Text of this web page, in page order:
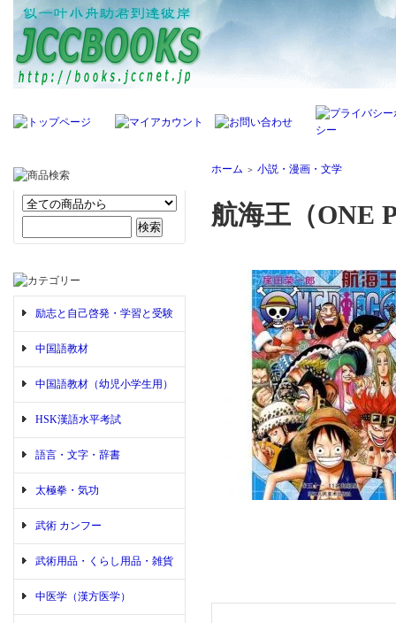
励志と自己啓発・学習と受験
中国語教材
中国語教材（幼児小学生用）
HSK漢語水平考試
語言・文字・辞書
太極拳・気功
武術 カンフー
武術用品・くらし用品・雑貨
中医学（漢方医学）
ホーム ＞ 小説・漫画・文学
航海王（ONE